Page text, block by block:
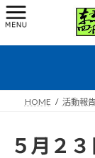
コ
ン
ン
ス
ナ
ビ
ー
ン
HOME 活動報
５月２